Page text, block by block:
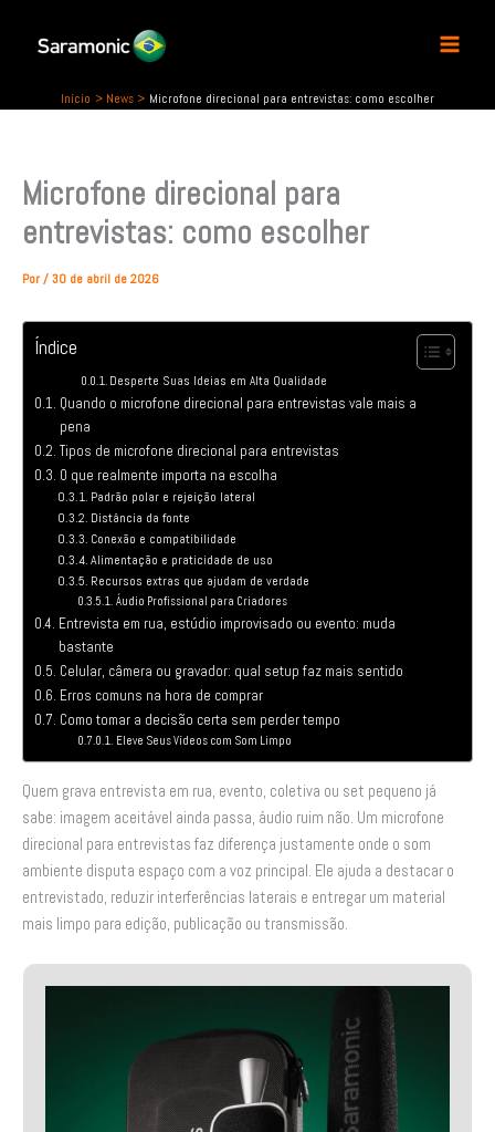
Início News Microfone direcional para entrevistas: como escolher
Microfone direcional para
entrevistas: como escolher
Por / 30 de abril de 2026
Índice
Desperte Suas Ideias em Alta Qualidade
Quando o microfone direcional para entrevistas vale mais a
pena
Tipos de microfone direcional para entrevistas
O que realmente importa na escolha
Padrão polar e rejeição lateral
Distância da fonte
Conexão e compatibilidade
Alimentação e praticidade de uso
Recursos extras que ajudam de verdade
Áudio Profissional para Criadores
Entrevista em rua, estúdio improvisado ou evento: muda
bastante
Celular, câmera ou gravador: qual setup faz mais sentido
Erros comuns na hora de comprar
Como tomar a decisão certa sem perder tempo
Eleve Seus Vídeos com Som Limpo
Quem grava entrevista em rua, evento, coletiva ou set pequeno já
sabe: imagem aceitável ainda passa, áudio ruim não. Um microfone
direcional para entrevistas faz diferença justamente onde o som
ambiente disputa espaço com a voz principal. Ele ajuda a destacar o
entrevistado, reduzir interferências laterais e entregar um material
mais limpo para edição, publicação ou transmissão.
r